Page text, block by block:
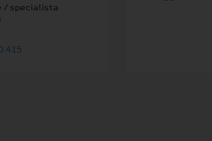
/ specialista
415